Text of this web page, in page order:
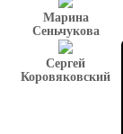
Марина
Сеньчукова
Сергей
Коровяковский